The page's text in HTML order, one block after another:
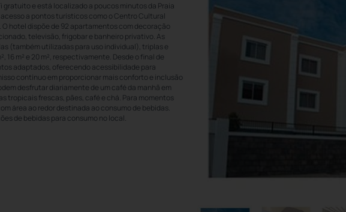
gratuito e está localizado a poucos minutos da Praia
a pontos turísticos como o Centro Cultural
O hotel dispõe de 92 apartamentos com decoração
televisão, frigobar e banheiro privativo. As
(também utilizadas para uso individual), triplas e
16 m² e 20 m², respectivamente. Desde o final de
adaptados, oferecendo acessibilidade para
contínuo em proporcionar mais conforto e inclusão
desfrutar diariamente de um café da manhã em
tropicais frescas, pães, café e chá. Para momentos
área ao redor destinada ao consumo de bebidas.
de bebidas para consumo no local.